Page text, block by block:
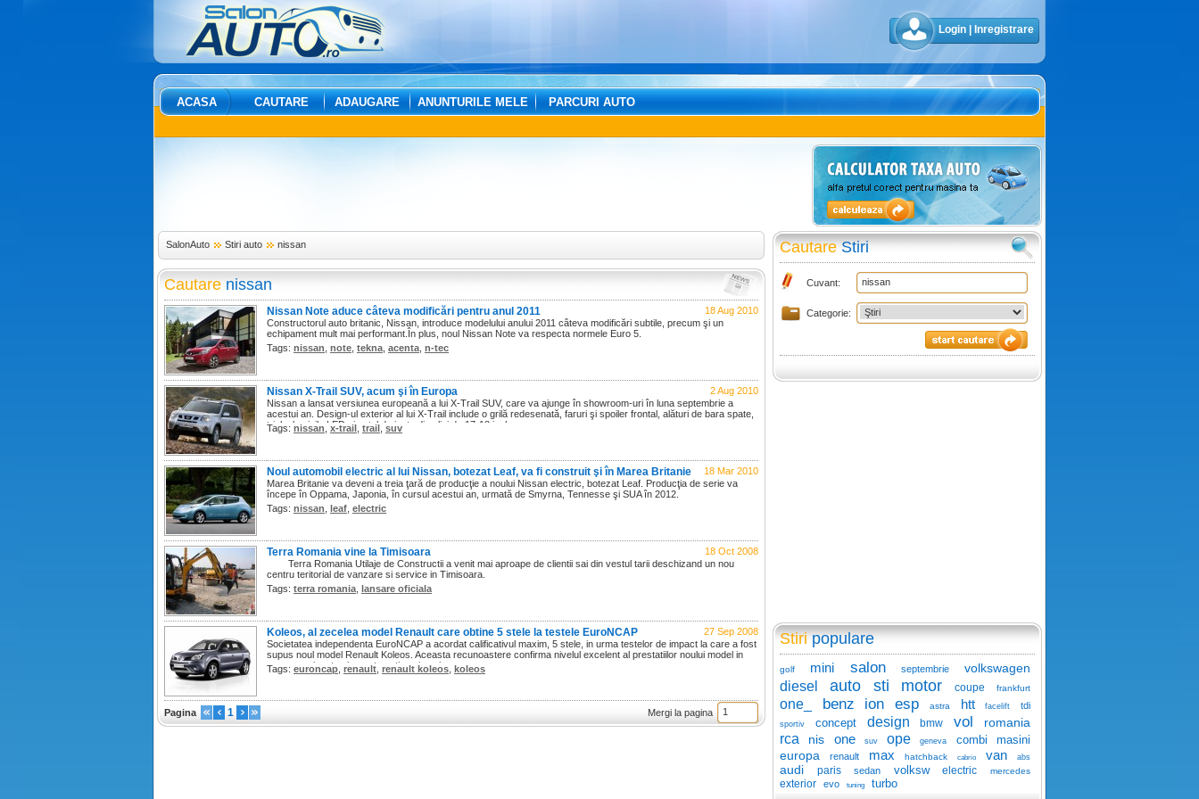
Login Inregistrare
ACASA CAUTARE ADAUGARE ANUNTURILE MELE PARCURI AUTO
SalonAuto Stiri auto nissan
Cautare nissan
18 Aug 2010
Nissan Note aduce câteva modificări pentru anul 2011
Constructorul auto britanic, Nissan, introduce modelului anului 2011 câteva modificări subtile, precum şi un
echipament mult mai performant.În plus, noul Nissan Note va respecta normele Euro 5.
Tags: nissan note tekna acenta n-tec
2 Aug 2010
Nissan X-Trail SUV, acum şi în Europa
Nissan a lansat versiunea europeană a lui X-Trail SUV, care va ajunge în showroom-uri în luna septembrie a
acestui an. Design-ul exterior al lui X-Trail include o grilă redesenată, faruri şi spoiler frontal, alături de bara spate,
triple, luminile LED şi setul de jante din aliaj de 17-18 inch.
Tags: nissan x-trail trail suv
18 Mar 2010
Noul automobil electric al lui Nissan, botezat Leaf, va fi construit şi în Marea Britanie
Marea Britanie va deveni a treia ţară de producţie a noului Nissan electric, botezat Leaf. Producţia de serie va
începe în Oppama, Japonia, în cursul acestui an, urmată de Smyrna, Tennesse şi SUA în 2012.
Tags: nissan leaf electric
18 Oct 2008
Terra Romania vine la Timisoara
Terra Romania Utilaje de Constructii a venit mai aproape de clientii sai din vestul tarii deschizand un nou
centru teritorial de vanzare si service in Timisoara.
Tags: terra romania lansare oficiala
27 Sep 2008
Koleos, al zecelea model Renault care obtine 5 stele la testele EuroNCAP
Societatea independenta EuroNCAP a acordat calificativul maxim, 5 stele, in urma testelor de impact la care a fost
supus noul model Renault Koleos. Aceasta recunoastere confirma nivelul excelent al prestatiilor noului model in
ceea ce priveste siguranta activa si pasiva.
Tags: euroncap renault renault koleos koleos
Pagina 1 Mergi la pagina
CautareStiri
Cuvant:
Categorie:
Stiripopulare
golf mini salon septembrie volkswagen
diesel auto sti motor coupe frankfurt
one_ benz ion esp astra htt facelift tdi
sportiv concept design bmw vol romania
rca nis one suv ope geneva combi masini
europa renault max hatchback cabrio van abs
audi paris sedan volksw electric mercedes
exterior evo tuning turbo